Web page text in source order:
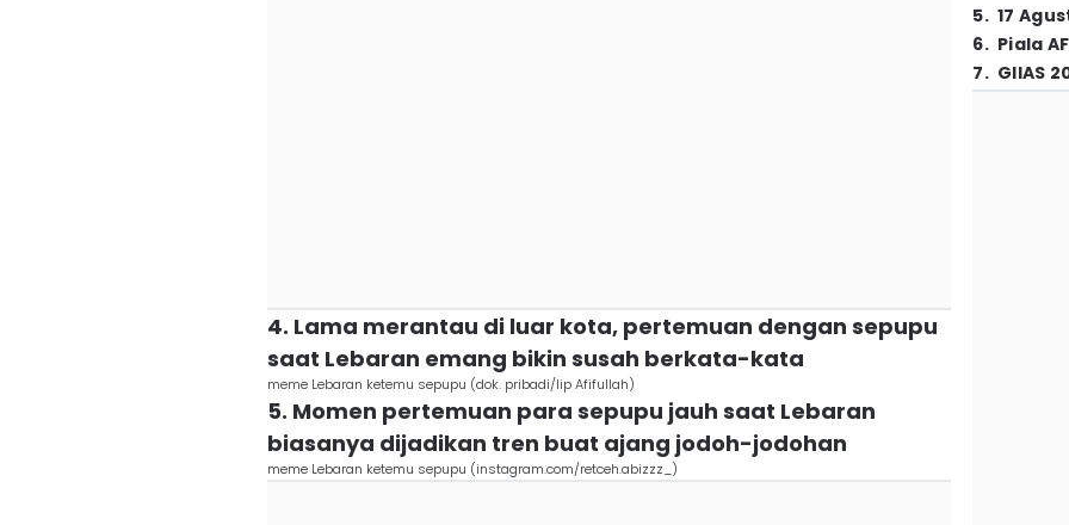
4. Lama merantau di luar kota, pertemuan dengan sepupu
saat Lebaran emang bikin susah berkata-kata
meme Lebaran ketemu sepupu (dok. pribadi/Iip Afifullah)
5. Momen pertemuan para sepupu jauh saat Lebaran
biasanya dijadikan tren buat ajang jodoh-jodohan
meme Lebaran ketemu sepupu (instagram.com/retceh.abizzz_)
5. 17
6. Piala
7. GIIAS